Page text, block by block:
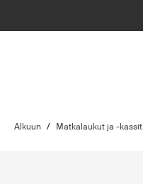
Alkuun / Matkalaukut ja -kassit